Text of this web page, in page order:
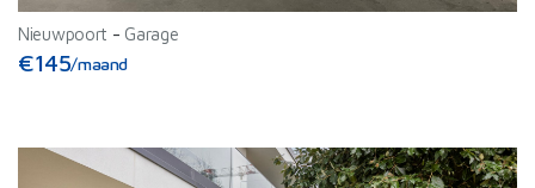
Nieuwpoort - Garage
€145/maand